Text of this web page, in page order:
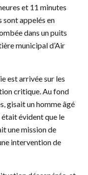
et 11 minutes
sont appelés en
dans un puits
municipal d’Air
est arrivée sur les
critique. Au fond
gisait un homme âgé
était évident que le
une mission de
intervention de